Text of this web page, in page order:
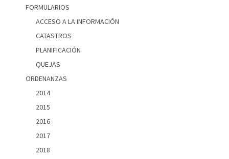
FORMULARIOS
ACCESO A LA INFORMACIÓN
CATASTROS
PLANIFICACIÓN
QUEJAS
ORDENANZAS
2014
2015
2016
2017
2018